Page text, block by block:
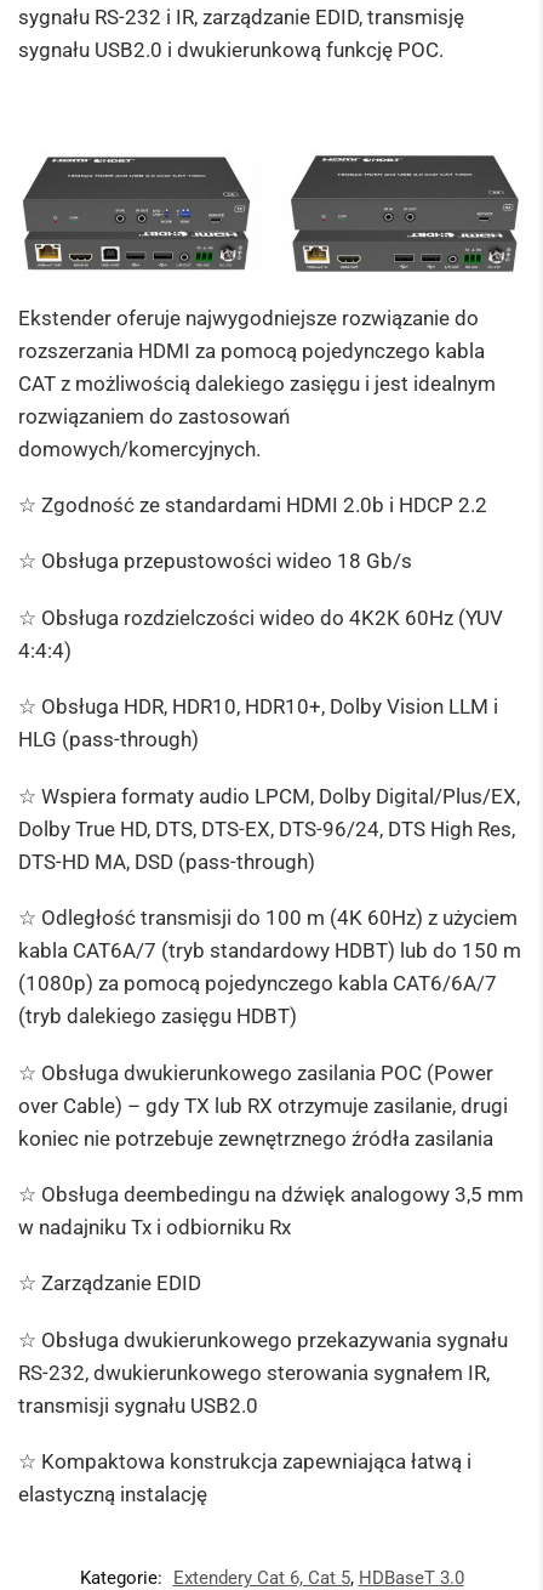
sygnału RS-232 i IR, zarządzanie EDID, transmisję
sygnału USB2.0 i dwukierunkową funkcję POC.
Ekstender oferuje najwygodniejsze rozwiązanie do
rozszerzania HDMI za pomocą pojedynczego kabla
CAT z możliwością dalekiego zasięgu i jest idealnym
rozwiązaniem do zastosowań
domowych/komercyjnych.
☆ Zgodność ze standardami HDMI 2.0b i HDCP 2.2
☆ Obsługa przepustowości wideo 18 Gb/s
☆ Obsługa rozdzielczości wideo do 4K2K 60Hz (YUV
4:4:4)
☆ Obsługa HDR, HDR10, HDR10+, Dolby Vision LLM i
HLG (pass-through)
☆ Wspiera formaty audio LPCM, Dolby Digital/Plus/EX,
Dolby True HD, DTS, DTS-EX, DTS-96/24, DTS High Res,
DTS-HD MA, DSD (pass-through)
☆ Odległość transmisji do 100 m (4K 60Hz) z użyciem
kabla CAT6A/7 (tryb standardowy HDBT) lub do 150 m
(1080p) za pomocą pojedynczego kabla CAT6/6A/7
(tryb dalekiego zasięgu HDBT)
☆ Obsługa dwukierunkowego zasilania POC (Power
over Cable) – gdy TX lub RX otrzymuje zasilanie, drugi
koniec nie potrzebuje zewnętrznego źródła zasilania
☆ Obsługa deembedingu na dźwięk analogowy 3,5 mm
w nadajniku Tx i odbiorniku Rx
☆ Zarządzanie EDID
☆ Obsługa dwukierunkowego przekazywania sygnału
RS-232, dwukierunkowego sterowania sygnałem IR,
transmisji sygnału USB2.0
☆ Kompaktowa konstrukcja zapewniająca łatwą i
elastyczną instalację
Kategorie: Extendery Cat 6, Cat 5, HDBaseT 3.0